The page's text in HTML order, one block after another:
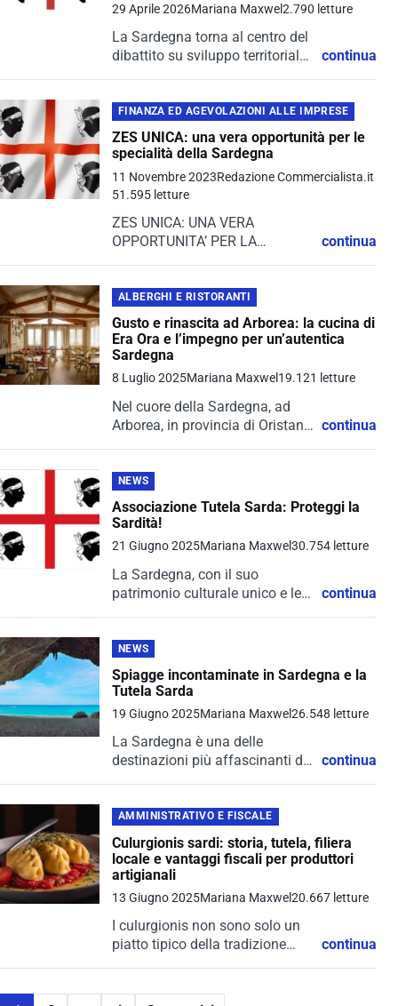
29 Aprile 2026Mariana Maxwel2.790 letture
La Sardegna torna al centro del
dibattito su sviluppo territoriale,
ambizioso piano da 38 milioni
di euro destinato a 15 borghi
storici...
continua
FINANZA ED AGEVOLAZIONI ALLE IMPRESE
ZES UNICA: una vera opportunità per le
specialità della Sardegna
11 Novembre 2023Redazione Commercialista.it
51.595 letture
ZES UNICA: UNA VERA
OPPORTUNITA’ PER LA
PREMESSA. Prende avvio la Zes
unica per tutte le Regioni del
Mezzogiorno, cosa cambia ora
che...
continua
ALBERGHI E RISTORANTI
Gusto e rinascita ad Arborea: la cucina di
Era Ora e l’impegno per un’autentica
Sardegna
8 Luglio 2025Mariana Maxwel 19.121 letture
Nel cuore della Sardegna, ad
Arborea, in provincia di Oristano,
racconto di passione,
determinazione e amore per il
territorio:...
continua
NEWS
Associazione Tutela Sarda: Proteggi la
Sardità!
21 Giugno 2025Mariana Maxwel30.754 letture
La Sardegna, con il suo
patrimonio culturale unico e le
autenticità e bellezza. Tuttavia,
questa ricchezza rischia di
essere minacciata dalla
globalizzazione e...
continua
NEWS
Spiagge incontaminate in Sardegna e la
Tutela Sarda
19 Giugno 2025Mariana Maxwel26.548 letture
La Sardegna è una delle
destinazioni più affascinanti del
cristallino e i paesaggi selvaggi.
Ma dietro questa bellezza
straordinaria si nasconde...
continua
AMMINISTRATIVO E FISCALE
Culurgionis sardi: storia, tutela, filiera
locale e vantaggi fiscali per produttori
artigianali
13 Giugno 2025Mariana Maxwel20.667 letture
I culurgionis non sono solo un
piatto tipico della tradizione
Custoditi come un segreto
continua